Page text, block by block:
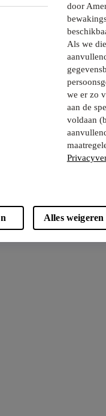
door
Als we
we er zo
aan de
voldaan
Alles weigeren